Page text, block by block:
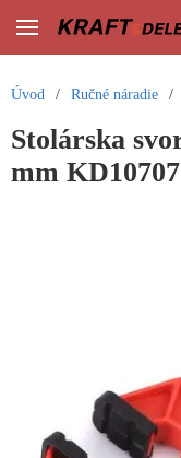
Úvod / Ručné náradie /
Stolárska
mm KD10707